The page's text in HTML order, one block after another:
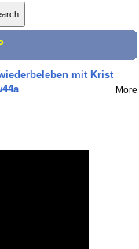
mit Krist
More